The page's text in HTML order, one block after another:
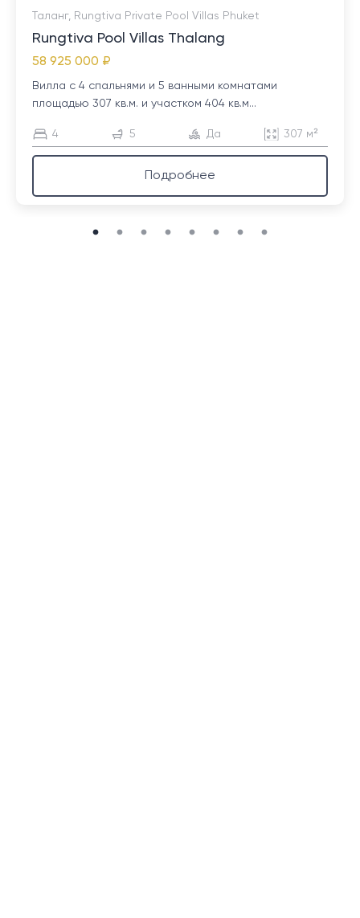
Таланг, Rungtiva Private Pool Villas Phuket
Rungtiva Pool Villas Thalang
58 925 000 ₽
Вилла с 4 спальнями и 5 ванными комнатами
площадью 307 кв.м. и участком 404 кв.м...
4 5 Да 307 м²
Подробнее